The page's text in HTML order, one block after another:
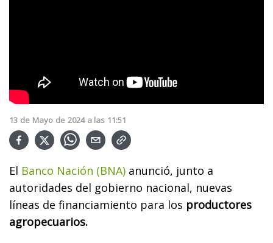
13 de Mayo de 2024 a las 11:51
El Banco Nación (BNA) anunció, junto a
autoridades del gobierno nacional, nuevas
líneas de financiamiento para los productores
agropecuarios.